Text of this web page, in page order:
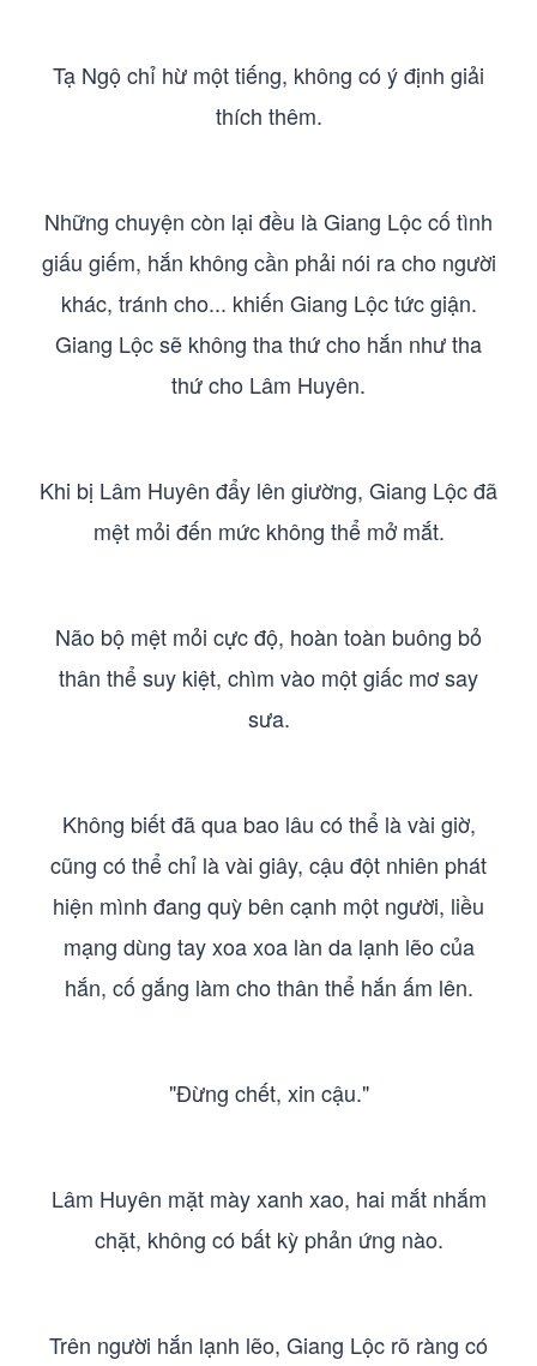
Tạ Ngộ chỉ hừ một tiếng, không có ý định giải
thích thêm.
Những chuyện còn lại đều là Giang Lộc cố tình
giấu giếm, hắn không cần phải nói ra cho người
khác, tránh cho... khiến Giang Lộc tức giận.
Giang Lộc sẽ không tha thứ cho hắn như tha
thứ cho Lâm Huyên.
Khi bị Lâm Huyên đẩy lên giường, Giang Lộc đã
mệt mỏi đến mức không thể mở mắt.
Não bộ mệt mỏi cực độ, hoàn toàn buông bỏ
thân thể suy kiệt, chìm vào một giấc mơ say
sưa.
Không biết đã qua bao lâu có thể là vài giờ,
cũng có thể chỉ là vài giây, cậu đột nhiên phát
hiện mình đang quỳ bên cạnh một người, liều
mạng dùng tay xoa xoa làn da lạnh lẽo của
hắn, cố gắng làm cho thân thể hắn ấm lên.
"Đừng chết, xin cậu."
Lâm Huyên mặt mày xanh xao, hai mắt nhắm
chặt, không có bất kỳ phản ứng nào.
Trên người hắn lạnh lẽo, Giang Lộc rõ ràng có